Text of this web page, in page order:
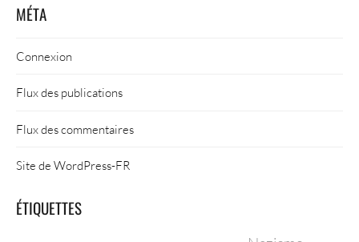
MÉTA
Connexion
Flux des publications
Flux des commentaires
Site de WordPress-FR
ÉTIQUETTES